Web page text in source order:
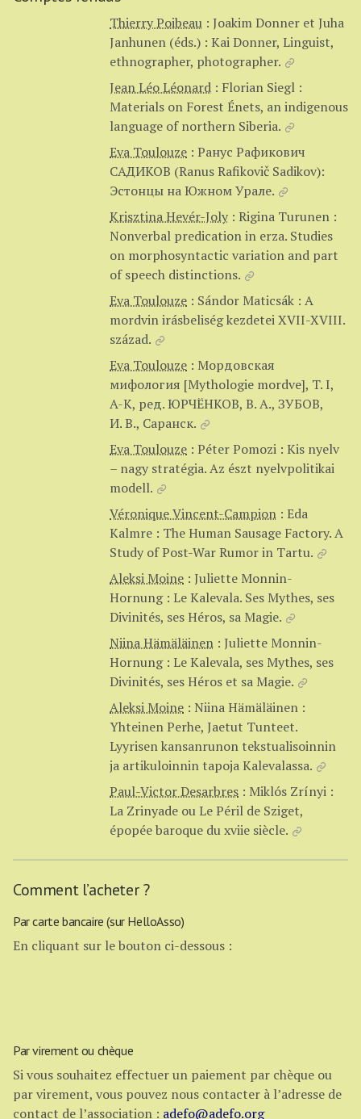
Thierry Poibeau : Joakim Donner et Juha
Janhunen (éds.) : Kai Donner, Linguist,
ethnographer, photographer.
Jean Léo Léonard : Florian Siegl :
Materials on Forest Énets, an indigenous
language of northern Siberia.
Eva Toulouze : Ранус Рафикович
САДИКОВ (Ranus Rafikovič Sadikov):
Эстонцы на Южном Урале.
Krisztina Hevér-Joly : Rigina Turunen :
Nonverbal predication in erza. Studies
on morphosyntactic variation and part
of speech distinctions.
Eva Toulouze : Sándor Maticsák : A
mordvin irásbeliség kezdetei XVII-XVIII.
század.
Eva Toulouze : Мордовская
мифология [Mythologie mordve], T. I,
A-K, ред. ЮРЧЁНКОВ, В. А., ЗУБОВ,
И. В., Саранск.
Eva Toulouze : Péter Pomozi : Kis nyelv
– nagy stratégia. Az észt nyelvpolitikai
modell.
Véronique Vincent-Campion : Eda
Kalmre : The Human Sausage Factory. A
Study of Post-War Rumor in Tartu.
Aleksi Moine : Juliette Monnin-
Hornung : Le Kalevala. Ses Mythes, ses
Divinités, ses Héros, sa Magie.
Niina Hämäläinen : Juliette Monnin-
Hornung : Le Kalevala, ses Mythes, ses
Divinités, ses Héros et sa Magie.
Aleksi Moine : Niina Hämäläinen :
Yhteinen Perhe, Jaetut Tunteet.
Lyyrisen kansanrunon tekstualisoinnin
ja artikuloinnin tapoja Kalevalassa.
Paul-Victor Desarbres : Miklós Zrínyi :
La Zrinyade ou Le Péril de Sziget,
épopée baroque du xviie siècle.
Comment l’acheter ?
Par carte bancaire (sur HelloAsso)
En cliquant sur le bouton ci-dessous :
Par virement ou chèque
Si vous souhaitez effectuer un paiement par chèque ou
par virement, vous pouvez nous contacter à l’adresse de
contact de l’association : adefo@adefo.org